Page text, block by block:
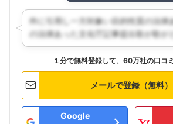
１分で無料登録して、60万社の口コ
メールで登録（無料）
Google